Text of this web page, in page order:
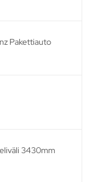
Pakettiauto
3430mm